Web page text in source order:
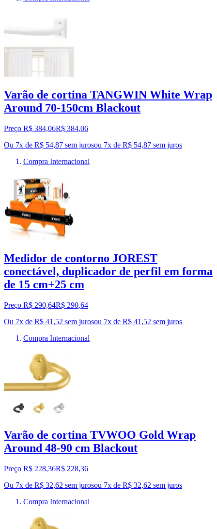
Varão de cortina TANGWIN White Wrap
Around 70-150cm Blackout
Preço R$ 384,06R$ 384,06
Ou 7x de R$ 54,87 sem jurosou 7x de R$ 54,87 sem juros
Compra Internacional
Medidor de contorno JOREST
conectável, duplicador de perfil em forma
de 15 cm+25 cm
Preço R$ 290,64R$ 290,64
Ou 7x de R$ 41,52 sem jurosou 7x de R$ 41,52 sem juros
Compra Internacional
Varão de cortina TVWOO Gold Wrap
Around 48-90 cm Blackout
Preço R$ 228,36R$ 228,36
Ou 7x de R$ 32,62 sem jurosou 7x de R$ 32,62 sem juros
Compra Internacional